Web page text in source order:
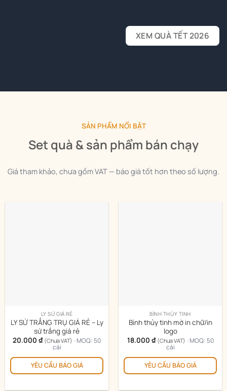
XEM QUÀ TẾT 2026
SẢN PHẨM NỔI BẬT
Set quà & sản phẩm bán chạy
Giá tham khảo, chưa gồm VAT — báo giá tốt hơn theo số lượng.
LY SỨ GIÁ RẺ
LY SỨ TRẮNG TRỤ GIÁ RẺ – Ly
sứ trắng giá rẻ
20.000 ₫ (Chưa VAT) · MOQ: 50
cái
YÊU CẦU BÁO GIÁ
BÌNH THỦY TINH
Bình thủy tinh mờ in chữ/in
logo
18.000 ₫ (Chưa VAT) · MOQ: 50
cái
YÊU CẦU BÁO GIÁ